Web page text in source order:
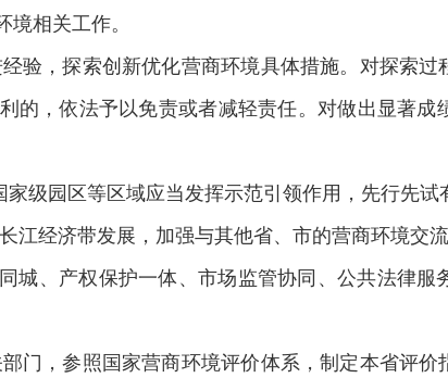
相关工作。
验，探索创新优化营商环境具体措施。对探索
的，依法予以免责或者减轻责任。对做出显著
级园区等区域应当发挥示范引领作用，先行先试
江经济带发展，加强与其他省、市的营商环境交流
城、产权保护一体、市场监管协同、公共法律
门，参照国家营商环境评价体系，制定本省评